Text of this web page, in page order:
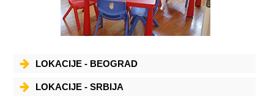
LOKACIJE - BEOGRAD
LOKACIJE - SRBIJA